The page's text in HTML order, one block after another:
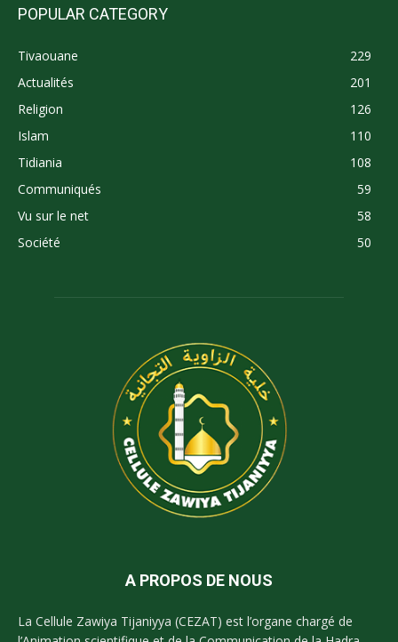
POPULAR CATEGORY
Tivaouane
229
Actualités
201
Religion
126
Islam
110
Tidiania
108
Communiqués
59
Vu sur le net
58
Société
50
A PROPOS DE NOUS
La Cellule Zawiya Tijaniyya (CEZAT) est l’organe chargé de